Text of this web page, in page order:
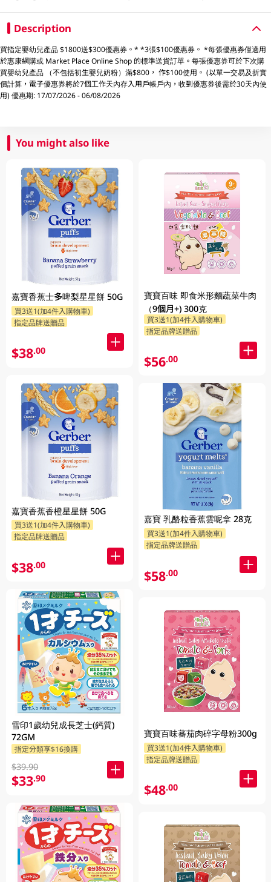
Description
買指定嬰幼兒產品 $1800送$300優惠券。* *3張$100優惠券。 *每張優惠券僅適用
於惠康網購或 Market Place Online Shop 的標準送貨訂單。每張優惠券可於下次購
買嬰幼兒產品 （不包括初生嬰兒奶粉）滿$800， 作$100使用。 (以單一交易及折實
價計算，電子優惠券將於7個工作天內存入用戶帳戶內，收到優惠券後需於30天內使
用) 優惠期: 17/07/2026 - 06/08/2026
You might also like
嘉寶香蕉士多啤梨星星餅 50G
買3送1(加4件入購物車)
指定品牌送贈品
$38.00
嘉寶香蕉香橙星星餅 50G
買3送1(加4件入購物車)
指定品牌送贈品
$38.00
雪印1歲幼兒成長芝士(鈣質)
72GM
指定分類享$16換購
$39.90
$33.90
寶寶百味 即食米形麵蔬菜牛肉
（9個月+) 300克
買3送1(加4件入購物車)
指定品牌送贈品
$56.00
嘉寶 乳酪粒香蕉雲呢拿 28克
買3送1(加4件入購物車)
指定品牌送贈品
$58.00
寶寶百味蕃茄肉碎字母粉300g
買3送1(加4件入購物車)
指定品牌送贈品
$48.00